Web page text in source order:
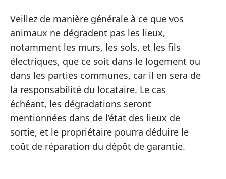
Veillez de manière générale à ce que vos
animaux ne dégradent pas les lieux,
notamment les murs, les sols, et les fils
électriques, que ce soit dans le logement ou
dans les parties communes, car il en sera de
la responsabilité du locataire. Le cas
échéant, les dégradations seront
mentionnées dans de l’état des lieux de
sortie, et le propriétaire pourra déduire le
coût de réparation du dépôt de garantie.